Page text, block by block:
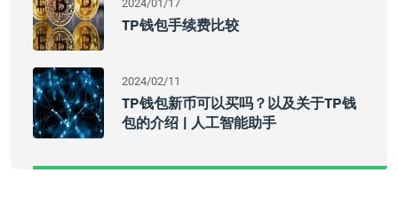
2024/01/17
TP钱包手续费比较
2024/02/11
TP钱包新币可以买吗？以及关于TP钱
包的介绍 | 人工智能助手